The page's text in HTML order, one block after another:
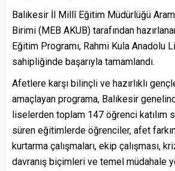
Balıkesir İl Millî Eğitim Müdürlüğü
Birimi (MEB AKUB) tarafından
Eğitim Programı, Rahmi Kula Anadolu
sahipliğinde başarıyla tamamlandı.
Afetlere karşı bilinçli ve hazırlıklı
amaçlayan programa, Balıkesir
liselerden toplam 147 öğrenci katılım
süren eğitimlerde öğrenciler, afet
kurtarma çalışmaları, ekip çalışması,
davranış biçimleri ve temel müdahale